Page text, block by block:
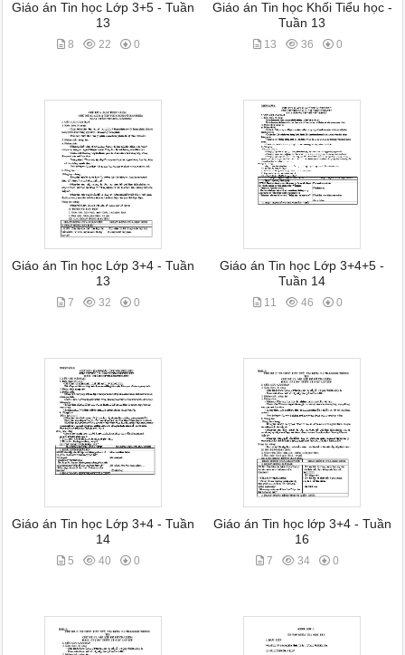
Giáo án Tin học Lớp 3+5 - Tuần
13
8 22 0
Giáo án Tin học Khối Tiểu học -
Tuần 13
13 36 0
Giáo án Tin học Lớp 3+4 - Tuần
13
7 32 0
Giáo án Tin học Lớp 3+4+5 -
Tuần 14
11 46 0
Giáo án Tin học Lớp 3+4 - Tuần
14
5 40 0
Giáo án Tin học lớp 3+4 - Tuần
16
7 34 0